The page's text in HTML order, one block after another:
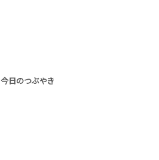
今日のつぶやき